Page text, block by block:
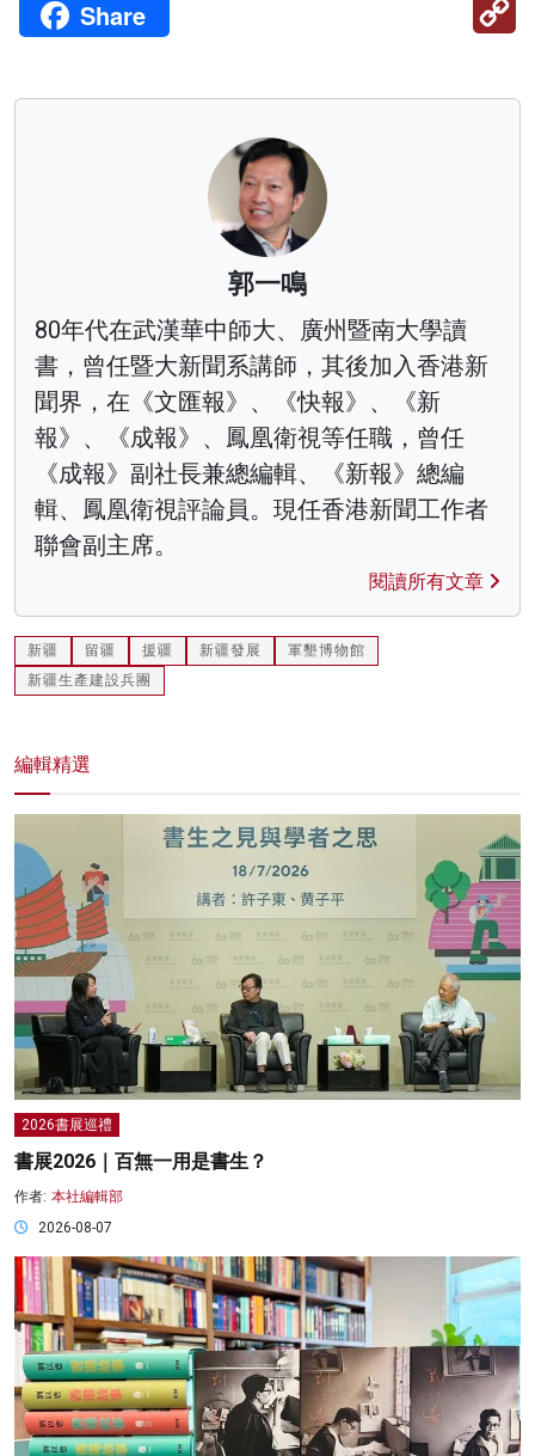
Share
郭一鳴
80年代在武漢華中師大、廣州暨南大學讀
書，曾任暨大新聞系講師，其後加入香港新
聞界，在《文匯報》、《快報》、《新
報》、《成報》、鳳凰衛視等任職，曾任
《成報》副社長兼總編輯、《新報》總編
輯、鳳凰衛視評論員。現任香港新聞工作者
聯會副主席。
閱讀所有文章
新疆 留疆 援疆 新疆發展
軍墾博物館
新疆生產建設兵團
編輯精選
2026書展巡禮
書展2026｜百無一用是書生？
作者: 本社編輯部
2026-08-07